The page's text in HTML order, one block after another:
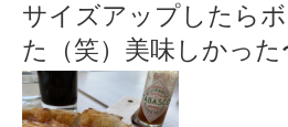
サイズアップしたら
た（笑）美味しかっ